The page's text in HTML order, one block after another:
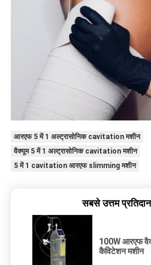
आरएफ 5 में 1 अल्ट्रासोनिक cavitation मशीन
वैक्यूम 5 में 1 अल्ट्रासोनिक cavitation मशीन
5 में 1 cavitation आरएफ slimming मशीन
सबसे उत्तम
100W आरएफ
कैविटेशन मशीन